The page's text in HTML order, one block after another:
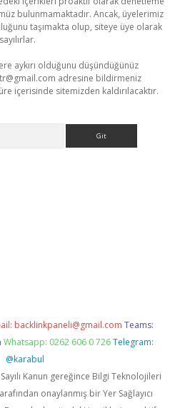
bulunmamaktadır. Ancak, üyelerimiz
taşımakta olup, siteye üye olarak
aykırı olduğunu düşündüğünüz
adresine bildirmeniz
içerisinde sitemizden kaldırılacaktır.
backlinkpaneli@gmail.com Teams:
Whatsapp: 0262 606 0 726 Telegram:
@karabul
Kanun gereğince Bilgi Teknolojileri
onaylanmış bir Yer Sağlayıcı